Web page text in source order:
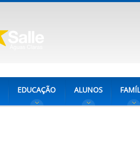
EDUCAÇÃO ALUNOS